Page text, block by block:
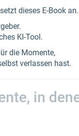
dieses E-Book an.
KI-Tool.
die Momente,
verlassen hast.
in